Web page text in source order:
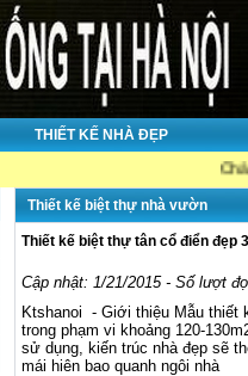
THIẾT KẾ NHÀ ĐẸP
Chào
Thiết kế biệt thự nhà vườn
Thiết kế biệt thự tân cổ điển đẹp
Cập nhật: 1/21/2015 - Số lượt
Ktshanoi - Giới thiệu Mẫu thiết
trong phạm vi khoảng 120-
sử dụng, kiến trúc nhà đẹp sẽ
mái hiên bao quanh ngôi nhà